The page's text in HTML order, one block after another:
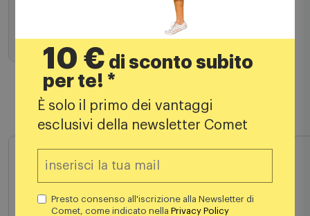
Aggiungi al carrello
Prodotti simili
10 € di sconto subito
per te! *
È solo il primo dei vantaggi
esclusivi della newsletter Comet
Presto consenso all'iscrizione alla Newsletter di
Comet, come indicato nellaPrivacy Policy